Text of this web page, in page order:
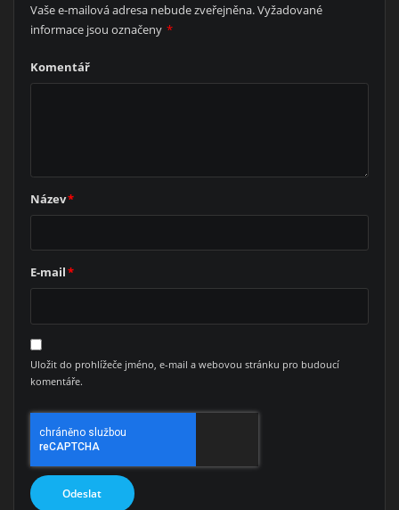
Vaše e-mailová adresa nebude zveřejněna.Vyžadované
informace jsou označeny *
Komentář
Název*
E-mail*
Uložit do prohlížeče jméno, e-mail a webovou stránku pro budoucí
komentáře.